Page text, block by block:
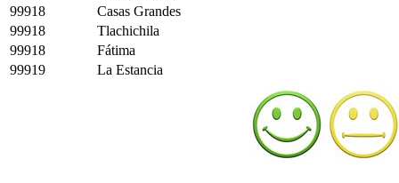
99918
Casas Grandes
99918
Tlachichila
99918
Fátima
99919
La Estancia